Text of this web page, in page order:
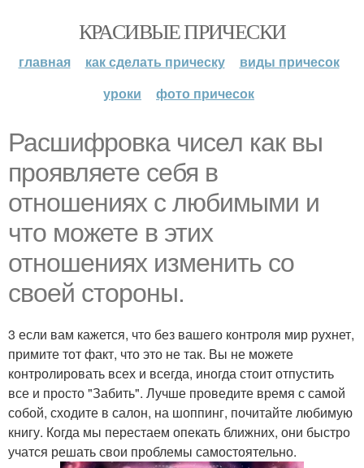
КРАСИВЫЕ ПРИЧЕСКИ
главная как сделать прическу
виды причесок
уроки
фото причесок
Расшифровка чисел как вы
проявляете себя в
отношениях с любимыми и
что можете в этих
отношениях изменить со
своей стороны.
3 если вам кажется, что без вашего контроля мир рухнет,
примите тот факт, что это не так. Вы не можете
контролировать всех и всегда, иногда стоит отпустить
все и просто "Забить". Лучше проведите время с самой
собой, сходите в салон, на шоппинг, почитайте любимую
книгу. Когда мы перестаем опекать ближних, они быстро
учатся решать свои проблемы самостоятельно.